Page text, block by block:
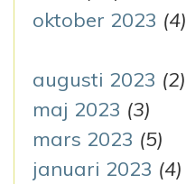
oktober 2023 (4)
augusti 2023 (2)
maj 2023 (3)
mars 2023 (5)
januari 2023 (4)